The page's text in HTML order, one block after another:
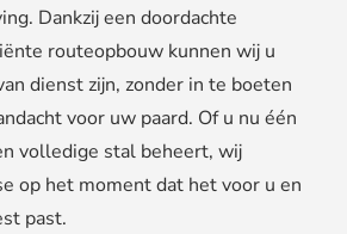
Dankzij een doordachte
routeopbouw kunnen wij u
dienst zijn, zonder in te boeten
voor uw paard. Of u nu één
volledige stal beheert, wij
op het moment dat het voor u en
past.